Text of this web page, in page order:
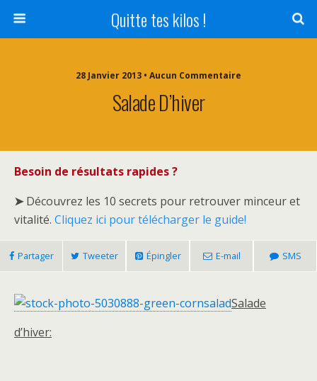
Quitte tes kilos !
28 Janvier 2013 • Aucun Commentaire
Salade D’hiver
Besoin de résultats rapides ?
➤Découvrez les 10 secrets pour retrouver minceur et
vitalité. Cliquez ici pour télécharger le guide!
Partager Tweeter Épingler E-mail SMS
Salade
d’hiver: